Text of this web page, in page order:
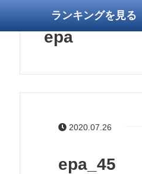
ランキングを見る
epa
2020.07.26
epa_45